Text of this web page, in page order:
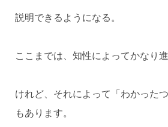
説明できるようになる。
ここまでは、知性によってかなり進
けれど、それによって「わかった
もあります。